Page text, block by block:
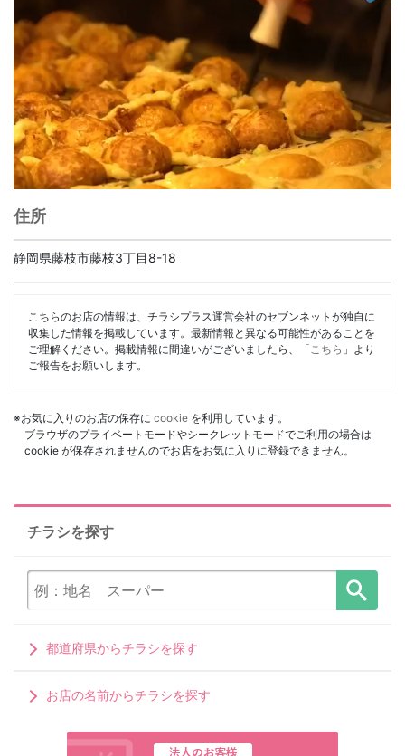
住所
静岡県藤枝市藤枝3丁目8-18
こちらのお店の情報は、チラシプラス運営会社のセブンネットが独自に
収集した情報を掲載しています。最新情報と異なる可能性があることを
ご理解ください。掲載情報に間違いがございましたら、「 こちら 」より
ご報告をお願いします。
※お気に入りのお店の保存に cookie を利用しています。
ブラウザのプライベートモードやシークレットモードでご利用の場合は
cookie が保存されませんのでお店をお気に入りに登録できません。
チラシを探す
都道府県からチラシを探す
お店の名前からチラシを探す